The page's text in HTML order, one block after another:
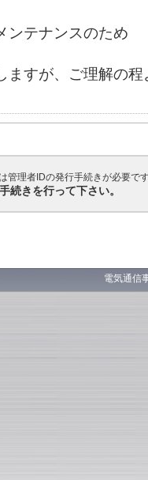
テナンスのため
ますが、ご理解の
管理者IDの発行手続きが必要で
続きを行って下さい。
電気通信